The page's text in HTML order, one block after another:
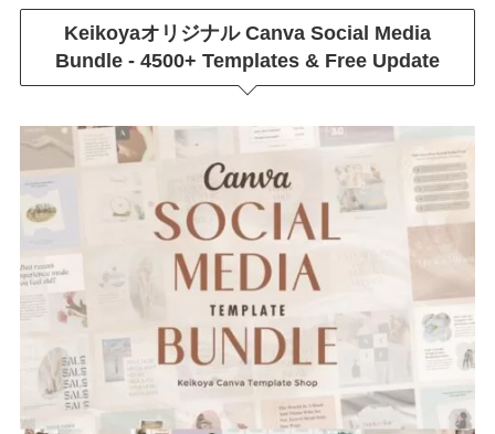
Keikoyaオリジナル Canva Social Media
Bundle - 4500+ Templates & Free Update